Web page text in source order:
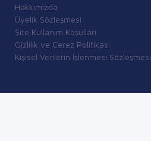
Hakkımızda
Üyelik Sözleşmesi
Site Kullanım Koşulları
Gizlilik ve Çerez Politikası
Kişisel Verilerin İşlenmesi Sözleşmesi